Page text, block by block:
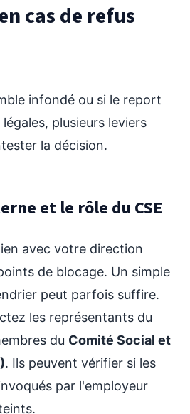
cas de refus
infondé ou si le report
plusieurs leviers
la décision.
et le rôle du CSE
avec votre direction
de blocage. Un simple
peut parfois suffire.
les représentants du
du Comité Social et
. Ils peuvent vérifier si les
par l'employeur